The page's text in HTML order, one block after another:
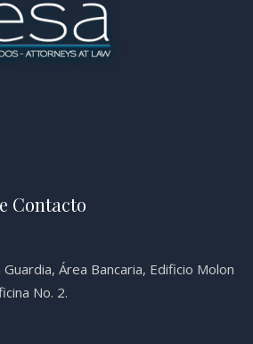
Contacto
Guardia, Área Bancaria, Edificio Molon
No. 2.